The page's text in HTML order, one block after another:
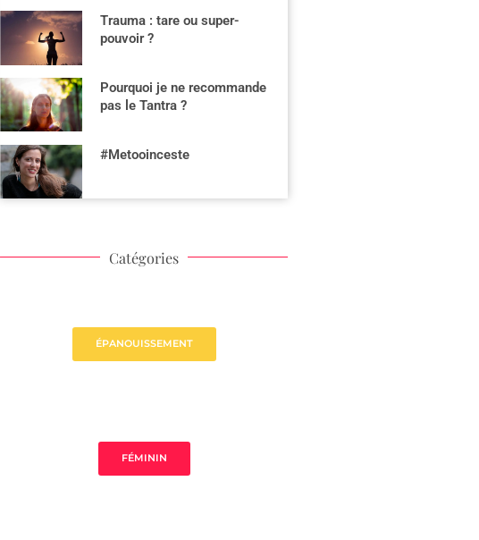
Trauma : tare ou super-
pouvoir ?
Pourquoi je ne recommande
pas le Tantra ?
#Metooinceste
Catégories
ÉPANOUISSEMENT
FÉMININ